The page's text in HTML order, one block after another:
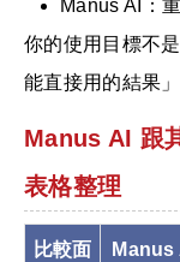
Manus AI：
你的使用目標不
能直接用的結果」
Manus AI 跟
表格整理
比較面
Manus